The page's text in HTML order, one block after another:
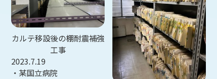
カルテ移設後の棚耐震補強
工事
2023.7.19
・某国立病院